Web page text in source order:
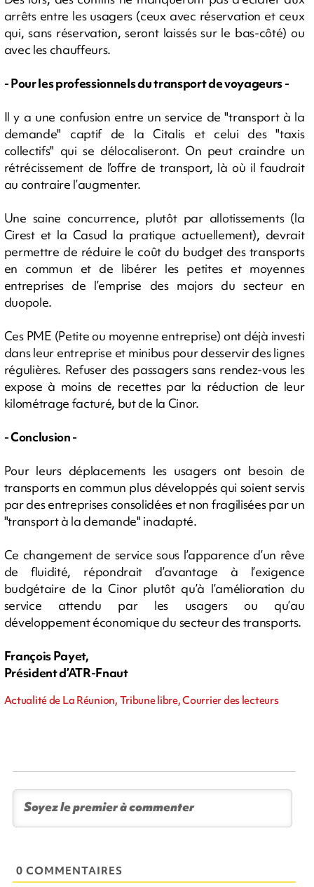
arrêts entre les usagers (ceux avec réservation et ceux
qui, sans réservation, seront laissés sur le bas-côté) ou
avec les chauffeurs.
- Pour les professionnels du transport de voyageurs -
Il y a une confusion entre un service de "transport à la
demande" captif de la Citalis et celui des "taxis
collectifs" qui se délocaliseront. On peut craindre un
rétrécissement de l’offre de transport, là où il faudrait
au contraire l’augmenter.
Une saine concurrence, plutôt par allotissements (la
Cirest et la Casud la pratique actuellement), devrait
permettre de réduire le coût du budget des transports
en commun et de libérer les petites et moyennes
entreprises de l’emprise des majors du secteur en
duopole.
Ces PME (Petite ou moyenne entreprise) ont déjà investi
dans leur entreprise et minibus pour desservir des lignes
régulières. Refuser des passagers sans rendez-vous les
expose à moins de recettes par la réduction de leur
kilométrage facturé, but de la Cinor.
- Conclusion -
Pour leurs déplacements les usagers ont besoin de
transports en commun plus développés qui soient servis
par des entreprises consolidées et non fragilisées par un
"transport à la demande" inadapté.
Ce changement de service sous l’apparence d’un rêve
de fluidité, répondrait d’avantage à l’exigence
budgétaire de la Cinor plutôt qu’à l’amélioration du
service attendu par les usagers ou qu’au
développement économique du secteur des transports.
François Payet,
Président d’ATR-Fnaut
Actualité de La Réunion, Tribune libre, Courrier des lecteurs
0 COMMENTAIRES